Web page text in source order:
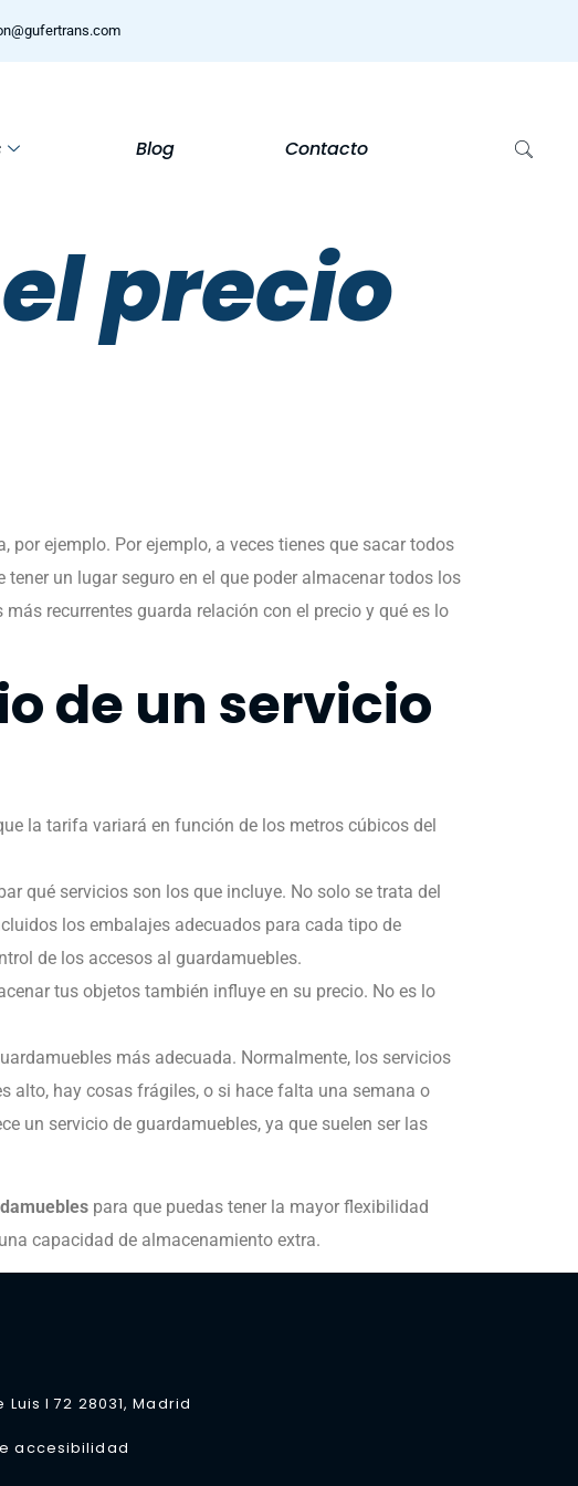
Blog Contacto
precio
ejemplo. Por ejemplo, a veces tienes que sacar todos
un lugar seguro en el que poder almacenar todos los
recurrentes guarda relación con el precio y qué es lo
de un servicio
la tarifa variará en función de los metros cúbicos del
qué servicios son los que incluye. No solo se trata del
los embalajes adecuados para cada tipo de
de los accesos al guardamuebles.
tus objetos también influye en su precio. No es lo
más adecuada. Normalmente, los servicios
alto, hay cosas frágiles, o si hace falta una semana o
un servicio de guardamuebles, ya que suelen ser las
para que puedas tener la mayor flexibilidad
capacidad de almacenamiento extra.
Luis I 72 28031, Madrid
accesibilidad